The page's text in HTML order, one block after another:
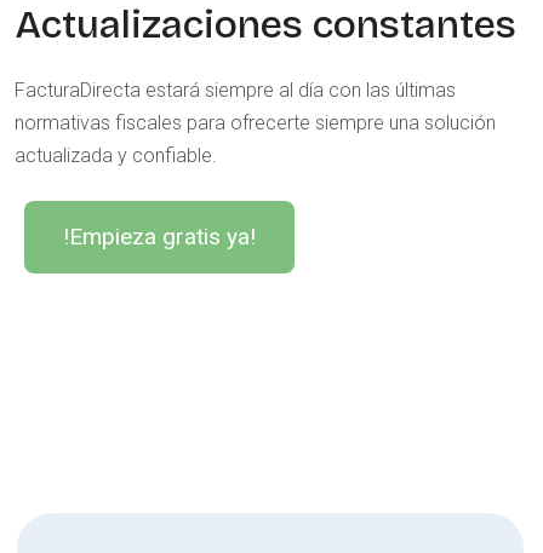
Actualizaciones constantes
FacturaDirecta estará siempre al día con las últimas
normativas fiscales para ofrecerte siempre una solución
actualizada y confiable.
!Empieza gratis ya!